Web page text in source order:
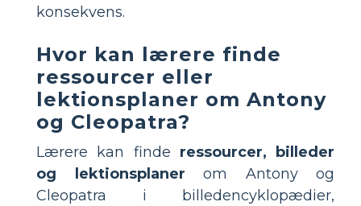
konsekvens.
Hvor kan lærere finde
ressourcer eller
lektionsplaner om Antony
og Cleopatra?
Lærere kan finde ressourcer, billeder
og lektionsplaner om Antony og
Cleopatra i billedencyklopædier,